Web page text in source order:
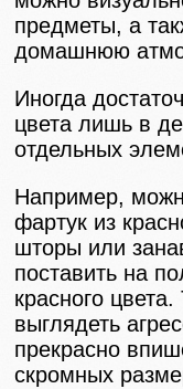
предметы, а
домашнюю
Иногда
цвета лишь в
отдельных
Например,
фартук из
шторы или
поставить на
красного
выглядеть
прекрасно
скромных